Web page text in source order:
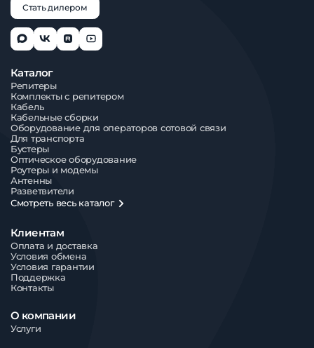
Стать дилером
Каталог
Репитеры
Комплекты с репитером
Кабель
Кабельные сборки
Оборудование для операторов сотовой связи
Для транспорта
Бустеры
Оптическое оборудование
Роутеры и модемы
Антенны
Разветвители
Смотреть весь каталог
Клиентам
Оплата и доставка
Условия обмена
Условия гарантии
Поддержка
Контакты
О компании
Услуги